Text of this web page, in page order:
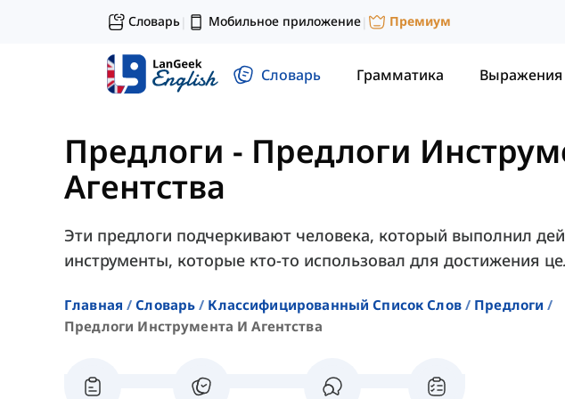
Словарь| Мобильное приложение| Премиум
Словарь Грамматика Выражения
Предлоги - Предлоги
Агентства
Эти предлоги подчеркивают человека, который выполнил
инструменты, которые кто-то использовал для достижения
Главная Словарь Классифицированный Список Слов
Предлоги
Предлоги Инструмента И Агентства